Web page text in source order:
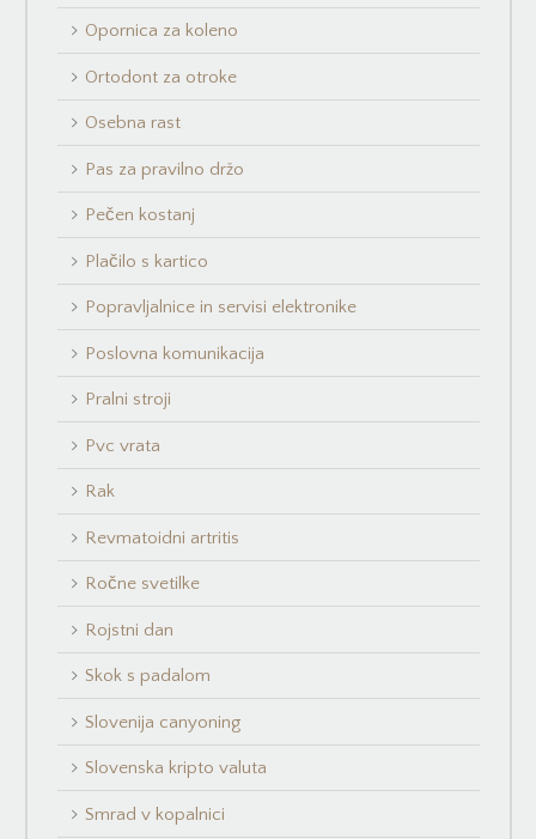
Opornica za koleno
Ortodont za otroke
Osebna rast
Pas za pravilno držo
Pečen kostanj
Plačilo s kartico
Popravljalnice in servisi elektronike
Poslovna komunikacija
Pralni stroji
Pvc vrata
Rak
Revmatoidni artritis
Ročne svetilke
Rojstni dan
Skok s padalom
Slovenija canyoning
Slovenska kripto valuta
Smrad v kopalnici